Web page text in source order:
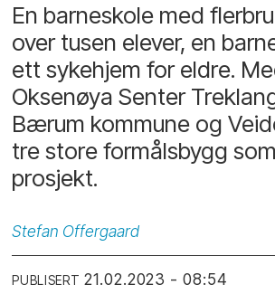
En barneskole med
over tusen elever, en
ett sykehjem for eldre.
Oksenøya Senter
Bærum kommune og
tre store formålsbygg
prosjekt.
Stefan Offergaard
PUBLISERT 21.02.2023 - 08:54